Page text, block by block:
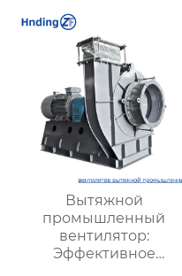
Вытяжной
промышленный
вентилятор:
Эффективное